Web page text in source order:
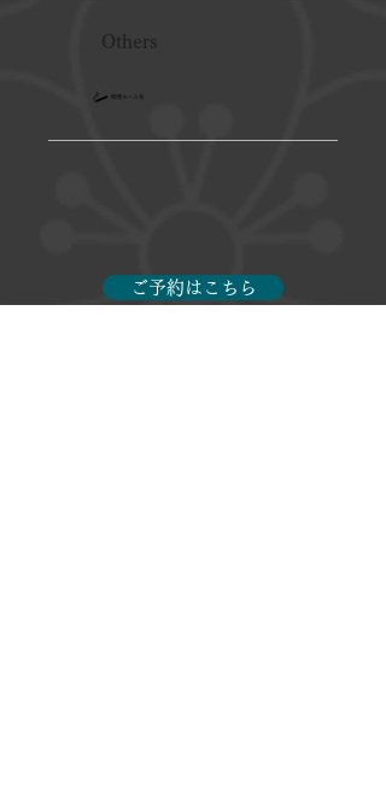
Others
ご予約はこちら